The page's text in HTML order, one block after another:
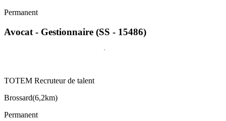
Permanent
Avocat - Gestionnaire (SS - 15486)
TOTEM Recruteur de talent
Brossard(6,2km)
Permanent